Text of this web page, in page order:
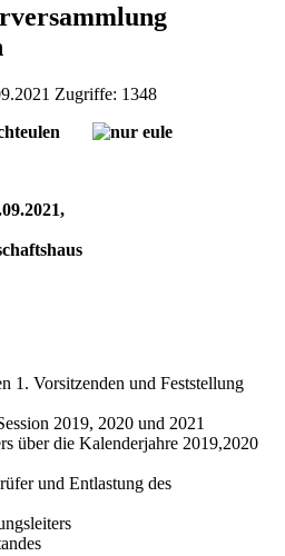
Zugriffe: 1348
1. Vorsitzenden und Feststellung
2019, 2020 und 2021
über die Kalenderjahre 2019,2020
und Entlastung des